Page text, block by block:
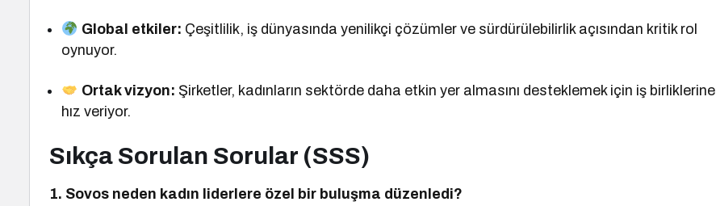
Global etkiler: Çeşitlilik, iş dünyasında yenilikçi çözümler ve sürdürülebilirlik açısından kritik rol
oynuyor.
Ortak vizyon: Şirketler, kadınların sektörde daha etkin yer almasını desteklemek için iş birliklerine
hız veriyor.
Sıkça Sorulan Sorular (SSS)
1. Sovos neden kadın liderlere özel bir buluşma düzenledi?